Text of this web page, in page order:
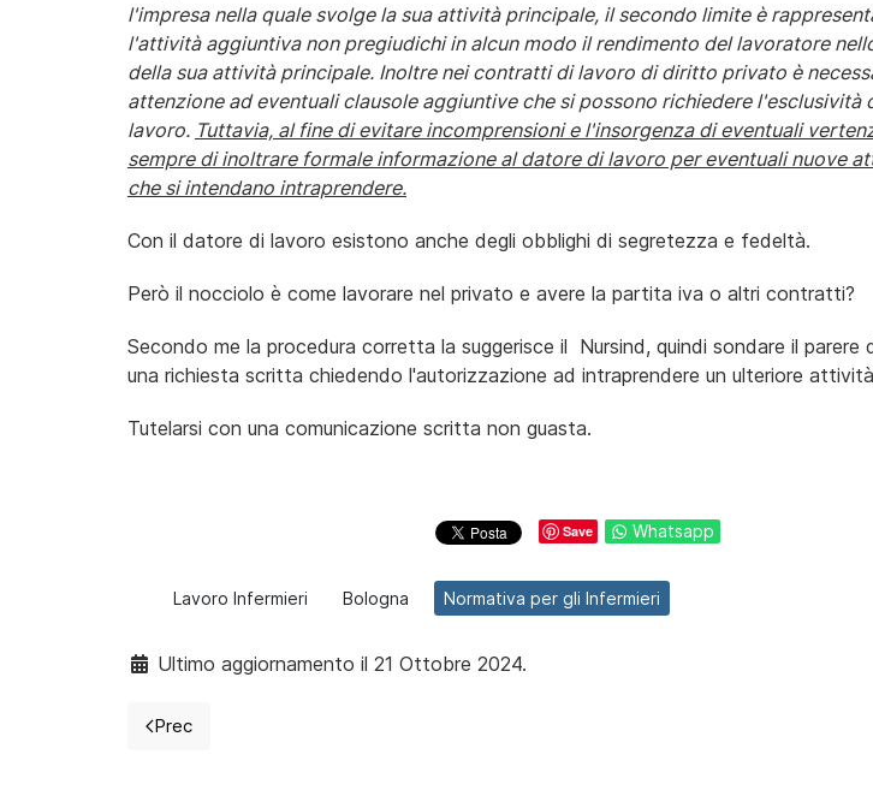
l'impresa nella quale svolge la sua attività principale, il secondo limite è
l'attività aggiuntiva non pregiudichi in alcun modo il rendimento del lavoratore
della sua attività principale. Inoltre nei contratti di lavoro di diritto privato è
attenzione ad eventuali clausole aggiuntive che si possono richiedere l'esclusività
lavoro. Tuttavia, al fine di evitare incomprensioni e l'insorgenza di eventuali
sempre di inoltrare formale informazione al datore di lavoro per eventuali nuove
che si intendano intraprendere.
Con il datore di lavoro esistono anche degli obblighi di segretezza e fedeltà.
Però il nocciolo è come lavorare nel privato e avere la partita iva o altri contratti?
Secondo me la procedura corretta la suggerisce il Nursind, quindi sondare il parere
una richiesta scritta chiedendo l'autorizzazione ad intraprendere un ulteriore
Tutelarsi con una comunicazione scritta non guasta.
Save Whatsapp
Lavoro Infermieri Bologna Normativa per gli Infermieri
Ultimo aggiornamento il 21 Ottobre 2024.
Articolo precedente: CCNL AIOP
Prec